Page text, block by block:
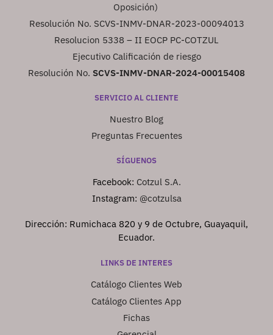
Oposición)
Resolución No. SCVS-INMV-DNAR-2023-00094013
Resolucion 5338 – II EOCP PC-COTZUL
Ejecutivo Calificación de riesgo
Resolución No. SCVS-INMV-DNAR-2024-00015408
SERVICIO AL CLIENTE
Nuestro Blog
Preguntas Frecuentes
SÍGUENOS
Facebook: Cotzul S.A.
Instagram: @cotzulsa
Dirección: Rumichaca 820 y 9 de Octubre, Guayaquil,
Ecuador.
LINKS DE INTERES
Catálogo Clientes Web
Catálogo Clientes App
Fichas